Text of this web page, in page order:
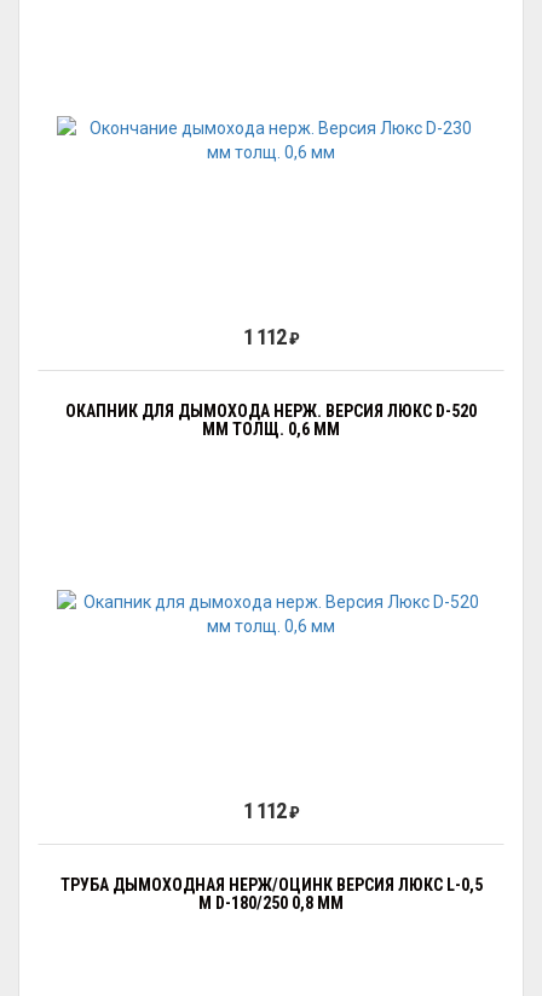
1 112₽
ОКАПНИК ДЛЯ ДЫМОХОДА НЕРЖ. ВЕРСИЯ ЛЮКС D-520
ММ ТОЛЩ. 0,6 ММ
1 112₽
ТРУБА ДЫМОХОДНАЯ НЕРЖ/ОЦИНК ВЕРСИЯ ЛЮКС L-0,5
М D-180/250 0,8 ММ